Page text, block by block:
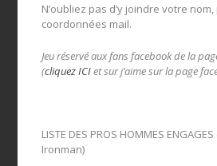
N’oubliez pas d’y joindre votre
coordonnées mail.
Jeu réservé aux fans facebook de la
(cliquez ICIet sur j’aime sur la page
LISTE DES PROS HOMMES
Ironman)